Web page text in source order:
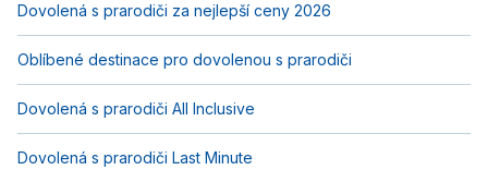
Dovolená s prarodiči za nejlepší ceny 2026
Oblíbené destinace pro dovolenou s prarodiči
Dovolená s prarodiči All Inclusive
Dovolená s prarodiči Last Minute